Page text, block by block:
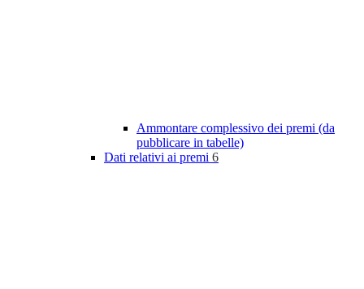
Ammontare complessivo dei premi (da
pubblicare in tabelle)
Dati relativi ai premi 6